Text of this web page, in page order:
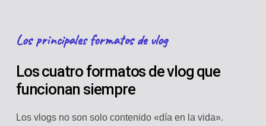
Los principales formatos de vlog
Los cuatro formatos de vlog que
funcionan siempre
Los vlogs no son solo contenido «día en la vida».